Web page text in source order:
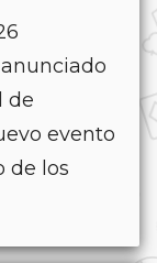
de
evento
de los